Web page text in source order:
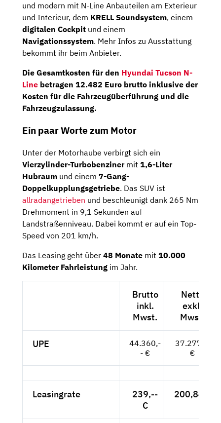
und modern mit N-Line Anbauteilen am Exterieur
und Interieur, dem KRELL Soundsystem, einem
digitalen Cockpit und einem
Navigationssystem. Mehr Infos zu Ausstattung
bekommt ihr beim Anbieter.
Die Gesamtkosten für den Hyundai Tucson N-
Line betragen 12.482 Euro brutto inklusive der
Kosten für die Fahrzeugüberführung und die
Fahrzeugzulassung.
Ein paar Worte zum Motor
Unter der Motorhaube verbirgt sich ein
Vierzylinder-Turbobenzinermit 1,6-Liter
Hubraum und einem 7-Gang-
Doppelkupplungsgetriebe. Das SUV ist
allradangetrieben und beschleunigt dank 265 Nm
Drehmoment in 9,1 Sekunden auf
Landstraßenniveau. Dabei kommt er auf ein Top-
Speed von 201 km/h.
Das Leasing geht über 48 Monate mit 10.000
Kilometer Fahrleistung im Jahr.
Brutto
inkl.
Mwst.
Netto
exkl.
Mwst.
UPE
44.360,-
- €
37.277,--
€
Leasingrate
239,--
€
200,84 €